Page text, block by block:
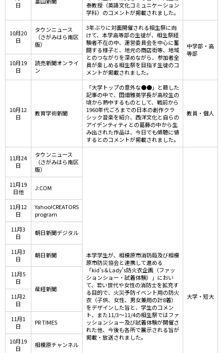
泰教授（英語文化コミュニケーション
学科）のコメントが掲載されました。
日
10月20
日
タウンニュース
（さがみはら南区
版）
3年ぶりに対面開催される相生祭に向
けて、本学高等部の生徒が、相生祭経
験者不在の中、運営委員会を中心に奮
闘する様子と、地元の商店街等、地域
とのつながりを深めながら、参加者全
員が楽しめる相生祭を目指す生徒のコ
メントが掲載されました。
中学部・高
等部
10月19
日
読売新聞オンライ
ン
10月12
日
教育学術新聞
「大学トップの意外な●●」と題した
記事の中で、田畑雅英学長が高校生の
頃から熱中するものとして、戦前から
1960年代ごろまでの日本の創作クラ
シック音楽を紹介、西洋文化と自らの
アイデンティティとの葛藤の中から生
み出された作品は、今日でも傾聴に値
するとのコメントが掲載されました。
教員・個人
11月24
日
タウンニュース
（さがみはら南区
版）
本学学生が、相模原市消防局及び相模
原市防災協会と連携して進める
「kid's＆Lady's防火衣企画（ファッ
ションショー・試着体験）」におい
て、若い世代や女性の消防士を拡充す
る目的で、火災予防イベント用の防火
衣（子供、女性、男女兼用の計8着）
をデザインした旨と、学生のコメン
ト、また11/3～11/4の相生祭ではファ
ッションショー及び試着体験が開催さ
れた他、今後も各所で展示される旨が
掲載・放送されました。
大学・短大
11月19
日他
J:COM
11月12
日
Yahoo!CREATORS
program
11月3
日
朝日新聞デジタル
11月3
日
朝日新聞
11月5
日
産経新聞
11月2
日
11月1
日
PR TIMES
10月19
日
相模原チャンネル